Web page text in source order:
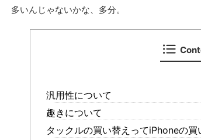
多いんじゃないかな、多分。
汎用性について
趣きについて
タックルの買い替えってiPhoneの